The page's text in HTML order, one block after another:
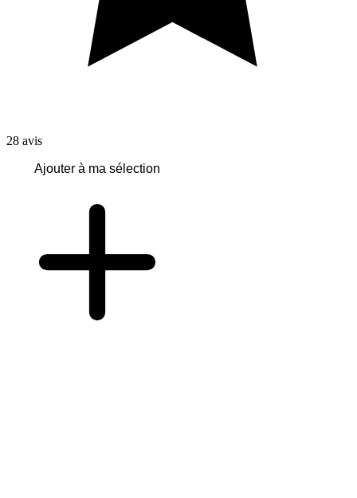
28 avis
Ajouter à ma sélection